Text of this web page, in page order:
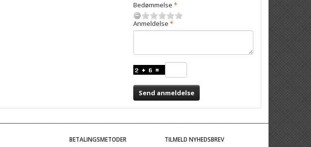
Bedømmelse
Anmeldelse
Send anmeldelse
BETALINGSMETODER
TILMELD NYHEDSBREV